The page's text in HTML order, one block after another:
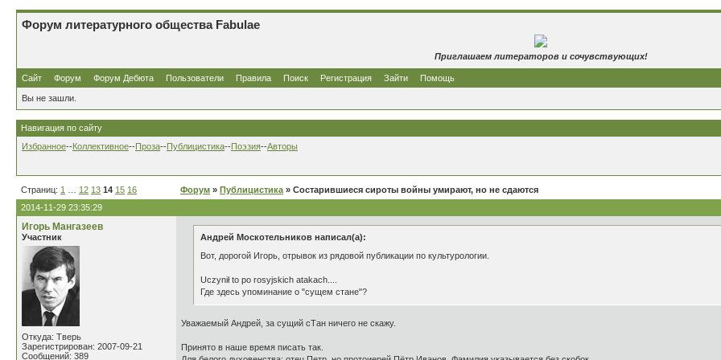
Форум литературного общества Fabulae
Приглашаем литераторов и сочувствующих!
Сайт Форум Форум Дебюта Пользователи Правила Поиск Регистрация Зайти Помощь
Вы не зашли.
Навигация по сайту
Избранное--Коллективное--Проза--Публицистика--Поэзия--Авторы
Страниц: 1 12 13 14 15 16 Форум » Публицистика » Состарившиеся сироты войны умирают, но не сдаются
2014-11-29 23:35:29
Игорь Мангазеев
Участник
Откуда: Тверь
Зарегистрирован: 2007-09-21
Сообщений: 389
Андрей Москотельников написал(а):
Вот, дорогой Игорь, отрывок из рядовой публикации по культурологии.
Uczynił to po rosyjskich atakach....
Где здесь упоминание о "сущем стане"?
Уважаемый Андрей, за сущий сТан ничего не скажу.
Принято в наше время писать так.